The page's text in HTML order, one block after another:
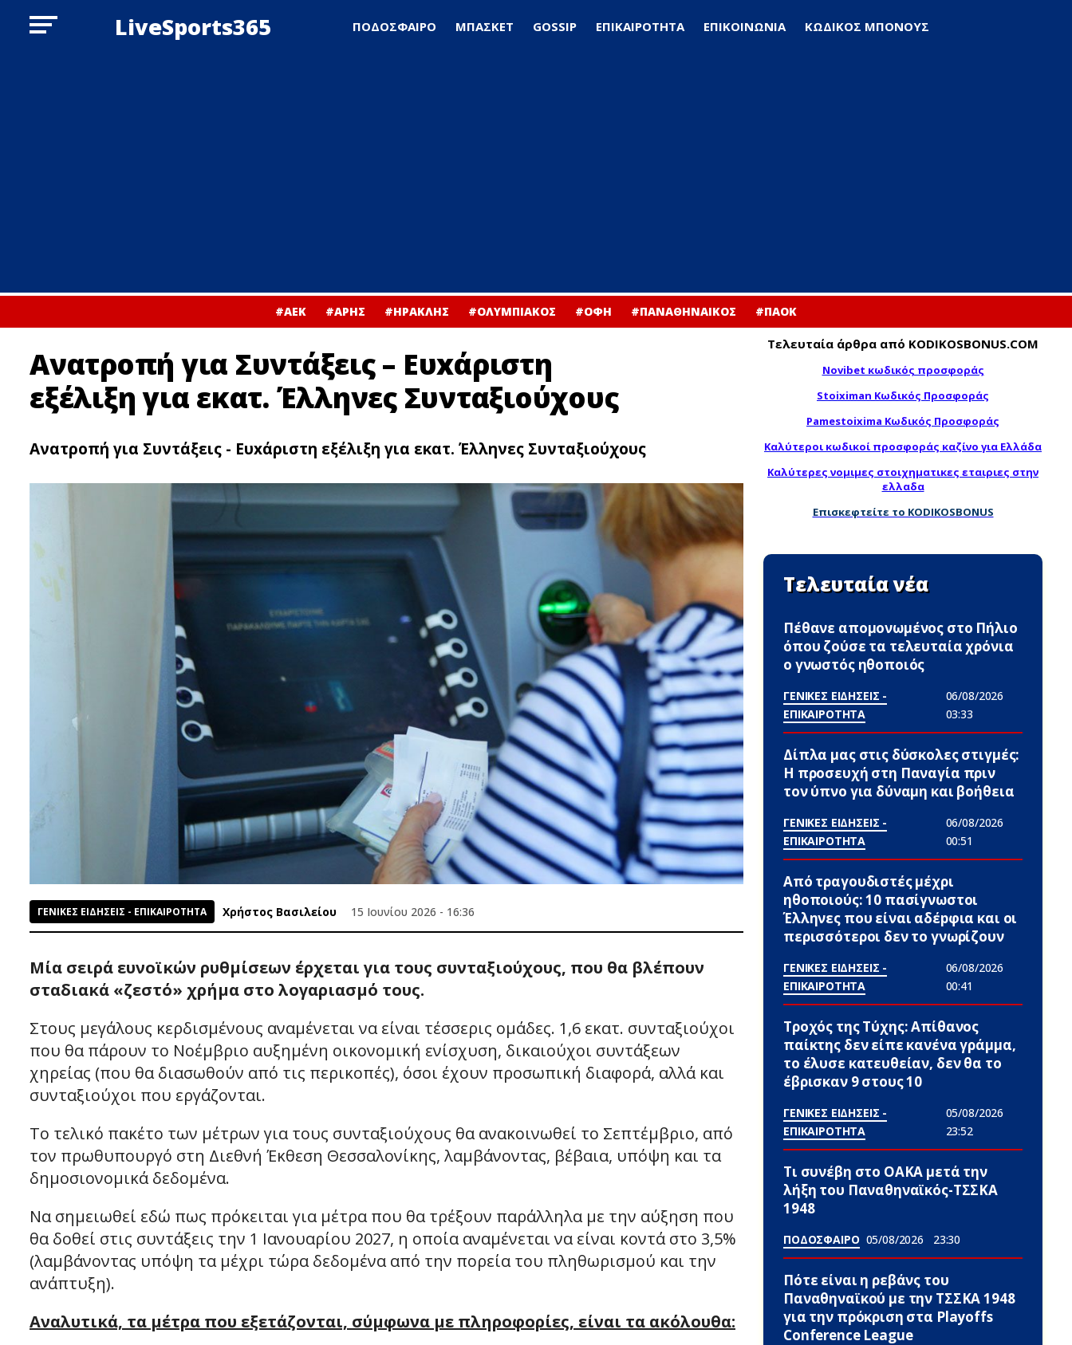
LiveSports365 ΠΟΔΟΣΦΑΙΡΟ ΜΠΑΣΚΕΤ GOSSIP ΕΠΙΚΑΙΡΟΤΗΤΑ ΕΠΙΚΟΙΝΩΝΙΑ ΚΩΔΙΚΟΣ ΜΠΟΝΟΥΣ
#ΑΕΚ #ΑΡΗΣ #ΗΡΑΚΛΗΣ #ΟΛΥΜΠΙΑΚΟΣ #ΟΦΗ #ΠΑΝΑΘΗΝΑΙΚΟΣ #ΠΑΟΚ
Ανατροπή για Συντάξεις – Ευxάριστη
εξέλιξη για εκατ. Έλληνες Συνταξιούχους
Ανατροπή για Συντάξεις - Ευxάριστη εξέλιξη για εκατ. Έλληνες Συνταξιούχους
ΓΕΝΙΚΕΣ ΕΙΔΗΣΕΙΣ - ΕΠΙΚΑΙΡΟΤΗΤΑ Χρήστος Βασιλείου 15 Ιουνίου 2026 - 16:36
Μία σειρά ευνοϊκών ρυθμίσεων έρχεται για τους συνταξιούχους, που θα βλέπουν
σταδιακά «ζεστό» χρήμα στο λογαριασμό τους.
Στους μεγάλους κερδισμένους αναμένεται να είναι τέσσερις ομάδες. 1,6 εκατ. συνταξιούχοι
που θα πάρουν το Νοέμβριο αυξημένη οικονομική ενίσχυση, δικαιούχοι συντάξεων
χηρείας (που θα διασωθούν από τις περικοπές), όσοι έχουν προσωπική διαφορά, αλλά και
συνταξιούχοι που εργάζονται.
Το τελικό πακέτο των μέτρων για τους συνταξιούχους θα ανακοινωθεί το Σεπτέμβριο, από
τον πρωθυπουργό στη Διεθνή Έκθεση Θεσσαλονίκης, λαμβάνοντας, βέβαια, υπόψη και τα
δημοσιονομικά δεδομένα.
Να σημειωθεί εδώ πως πρόκειται για μέτρα που θα τρέξουν παράλληλα με την αύξηση που
θα δοθεί στις συντάξεις την 1 Ιανουαρίου 2027, η οποία αναμένεται να είναι κοντά στο 3,5%
(λαμβάνοντας υπόψη τα μέχρι τώρα δεδομένα από την πορεία του πληθωρισμού και την
ανάπτυξη).
Αναλυτικά, τα μέτρα που εξετάζονται, σύμφωνα με πληροφορίες, είναι τα ακόλουθα:
Τελευταία άρθρα από KODIKOSBONUS.COM
Novibet κωδικός προσφοράς
Stoiximan Κωδικός Προσφοράς
Pamestoixima Κωδικός Προσφοράς
Καλύτεροι κωδικοί προσφοράς καζίνο για Ελλάδα
Καλύτερες νομιμες στοιχηματικες εταιριες στην
ελλαδα
Επισκεφτείτε το KODIKOSBONUS
Τελευταία νέα
Πέθανε απομονωμένος στο Πήλιο
όπου ζούσε τα τελευταία χρόνια
ο γνωστός ηθοποιός
ΓΕΝΙΚΕΣ ΕΙΔΗΣΕΙΣ -
ΕΠΙΚΑΙΡΟΤΗΤΑ
06/08/2026
03:33
Δίπλα μας στις δύσκολες στιγμές:
Η προσευχή στη Παναγία πριν
τον ύπνο για δύναμη και βοήθεια
ΓΕΝΙΚΕΣ ΕΙΔΗΣΕΙΣ -
ΕΠΙΚΑΙΡΟΤΗΤΑ
06/08/2026
00:51
Από τραγουδιστές μέχρι
ηθοποιούς: 10 πασίγνωστοι
Έλληνες που είναι αδέpφια και οι
περισσότεροι δεν το γνωρίζουν
ΓΕΝΙΚΕΣ ΕΙΔΗΣΕΙΣ -
ΕΠΙΚΑΙΡΟΤΗΤΑ
06/08/2026
00:41
Τροχός της Τύχης: Απίθανος
παίκτης δεν είπε κανένα γράμμα,
το έλυσε κατευθείαν, δεν θα το
έβρισκαν 9 στους 10
ΓΕΝΙΚΕΣ ΕΙΔΗΣΕΙΣ -
ΕΠΙΚΑΙΡΟΤΗΤΑ
05/08/2026
23:52
Τι συνέβη στο ΟΑΚΑ μετά την
λήξη του Παναθηναϊκός-ΤΣΣΚΑ
1948
ΠΟΔΟΣΦΑΙΡΟ 05/08/2026 23:30
Πότε είναι η ρεβάνς του
Παναθηναϊκού με την ΤΣΣΚΑ 1948
για την πρόκριση στα Playoffs
Conference League